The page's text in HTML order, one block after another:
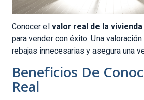
Conocer elvalor real de la vivienda
para vender con éxito. Una
rebajas innecesarias y asegura una
Beneficios De
Real